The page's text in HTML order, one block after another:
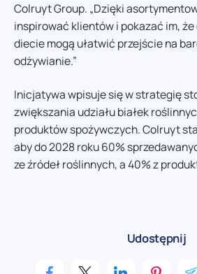
Colruyt Group. „Dzięki
inspirować klientów i pokazać im,
diecie mogą ułatwić przejście na
odżywianie.”
Inicjatywa wpisuje się w strategię
zwiększania udziału białek
produktów spożywczych. Colruyt
aby do 2028 roku 60%
ze źródeł roślinnych, a 40% z
Udostępnij